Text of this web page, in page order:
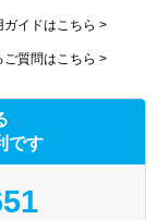
イドはこちら >
ご質問はこちら >
です